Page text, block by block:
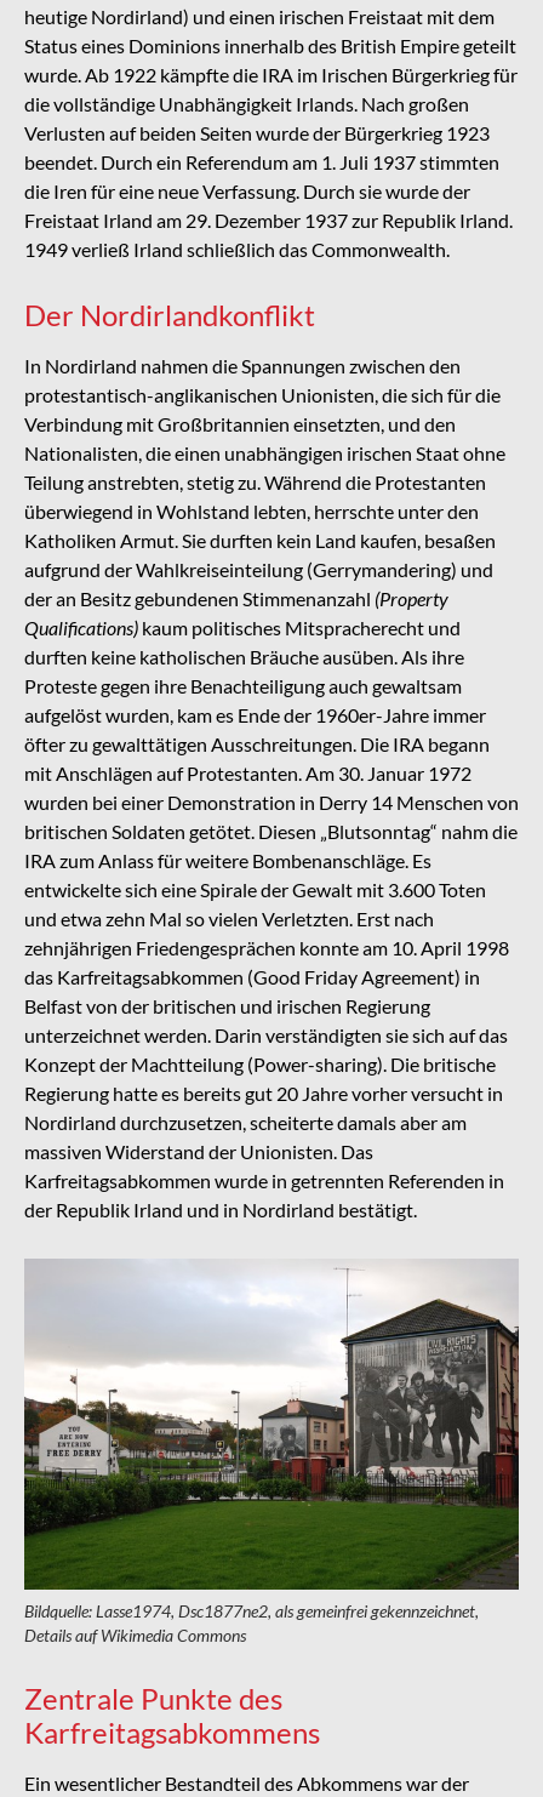
heutige Nordirland) und einen irischen Freistaat mit dem
Status eines Dominions innerhalb des British Empire geteilt
wurde. Ab 1922 kämpfte die IRA im Irischen Bürgerkrieg für
die vollständige Unabhängigkeit Irlands. Nach großen
Verlusten auf beiden Seiten wurde der Bürgerkrieg 1923
beendet. Durch ein Referendum am 1. Juli 1937 stimmten
die Iren für eine neue Verfassung. Durch sie wurde der
Freistaat Irland am 29. Dezember 1937 zur Republik Irland.
1949 verließ Irland schließlich das Commonwealth.
Der Nordirlandkonflikt
In Nordirland nahmen die Spannungen zwischen den
protestantisch-anglikanischen Unionisten, die sich für die
Verbindung mit Großbritannien einsetzten, und den
Nationalisten, die einen unabhängigen irischen Staat ohne
Teilung anstrebten, stetig zu. Während die Protestanten
überwiegend in Wohlstand lebten, herrschte unter den
Katholiken Armut. Sie durften kein Land kaufen, besaßen
aufgrund der Wahlkreiseinteilung (Gerrymandering) und
der an Besitz gebundenen Stimmenanzahl (Property
Qualifications) kaum politisches Mitspracherecht und
durften keine katholischen Bräuche ausüben. Als ihre
Proteste gegen ihre Benachteiligung auch gewaltsam
aufgelöst wurden, kam es Ende der 1960er-Jahre immer
öfter zu gewalttätigen Ausschreitungen. Die IRA begann
mit Anschlägen auf Protestanten. Am 30. Januar 1972
wurden bei einer Demonstration in Derry 14 Menschen von
britischen Soldaten getötet. Diesen „Blutsonntag“ nahm die
IRA zum Anlass für weitere Bombenanschläge. Es
entwickelte sich eine Spirale der Gewalt mit 3.600 Toten
und etwa zehn Mal so vielen Verletzten. Erst nach
zehnjährigen Friedengesprächen konnte am 10. April 1998
das Karfreitagsabkommen (Good Friday Agreement) in
Belfast von der britischen und irischen Regierung
unterzeichnet werden. Darin verständigten sie sich auf das
Konzept der Machtteilung (Power-sharing). Die britische
Regierung hatte es bereits gut 20 Jahre vorher versucht in
Nordirland durchzusetzen, scheiterte damals aber am
massiven Widerstand der Unionisten. Das
Karfreitagsabkommen wurde in getrennten Referenden in
der Republik Irland und in Nordirland bestätigt.
Bildquelle: Lasse1974, Dsc1877ne2, als gemeinfrei gekennzeichnet,
Details auf Wikimedia Commons
Zentrale Punkte des
Karfreitagsabkommens
Ein wesentlicher Bestandteil des Abkommens war der